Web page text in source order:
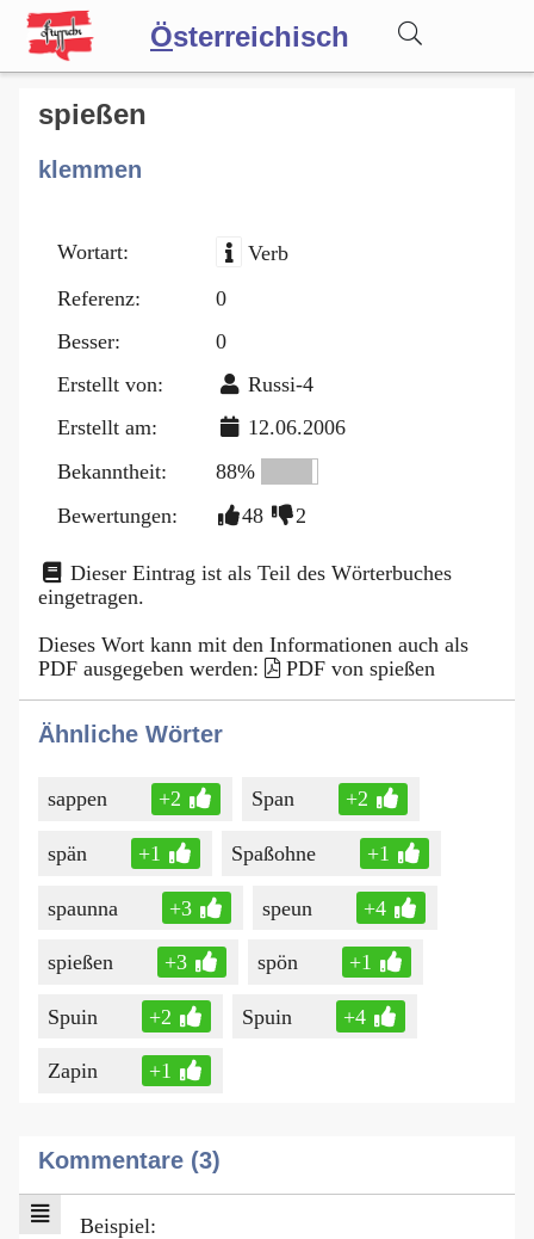
Österreichisch
Wörterbuch
Forum
Blog
spießen
klemmen
Wortart:
Verb
Referenz:
0
Besser:
0
Erstellt von:
Russi-4
Erstellt am:
12.06.2006
Bekanntheit:
88%
Bewertungen:
48 2
Dieser Eintrag ist als Teil des Wörterbuches
eingetragen.
Dieses Wort kann mit den Informationen auch als
PDF ausgegeben werden:
PDF von spießen
Ähnliche Wörter
sappen +2 Span +2
spän +1 Spaßohne +1
spaunna +3 speun +4
spießen +3 spön +1
Spuin +2 Spuin +4
Zapin +1
Kommentare (3)
Beispiel: